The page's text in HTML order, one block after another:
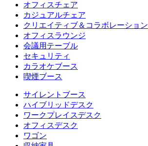
オフィスチェア
カジュアルチェア
クリエイティブ＆コラボレーション
オフィスラウンジ
会議用テーブル
セキュリティ
カラオケブース
喫煙ブース
サイレントブース
ハイブリッドデスク
ワークプレイスデスク
オフィスデスク
ワゴン